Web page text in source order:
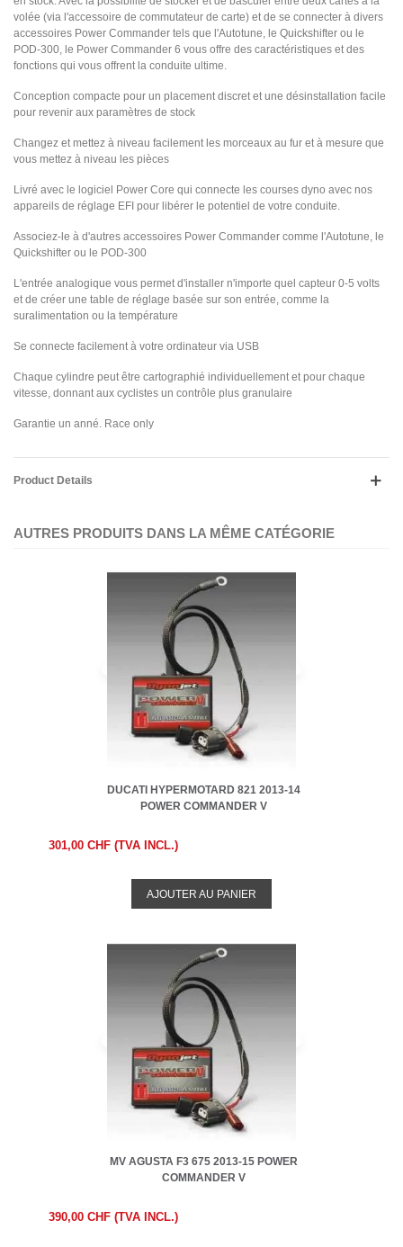
volée (via l'accessoire de commutateur de carte) et de se connecter à divers
accessoires Power Commander tels que l'Autotune, le Quickshifter ou le
POD-300, le Power Commander 6 vous offre des caractéristiques et des
fonctions qui vous offrent la conduite ultime.
Conception compacte pour un placement discret et une désinstallation facile
pour revenir aux paramètres de stock
Changez et mettez à niveau facilement les morceaux au fur et à mesure que
vous mettez à niveau les pièces
Livré avec le logiciel Power Core qui connecte les courses dyno avec nos
appareils de réglage EFI pour libérer le potentiel de votre conduite.
Associez-le à d'autres accessoires Power Commander comme l'Autotune, le
Quickshifter ou le POD-300
L'entrée analogique vous permet d'installer n'importe quel capteur 0-5 volts
et de créer une table de réglage basée sur son entrée, comme la
suralimentation ou la température
Se connecte facilement à votre ordinateur via USB
Chaque cylindre peut être cartographié individuellement et pour chaque
vitesse, donnant aux cyclistes un contrôle plus granulaire
Garantie un anné. Race only
Product Details
AUTRES PRODUITS DANS LA MÊME CATÉGORIE
DUCATI HYPERMOTARD 821 2013-14
POWER COMMANDER V
301,00 CHF (TVA INCL.)
AJOUTER AU PANIER
MV AGUSTA F3 675 2013-15 POWER
COMMANDER V
390,00 CHF (TVA INCL.)